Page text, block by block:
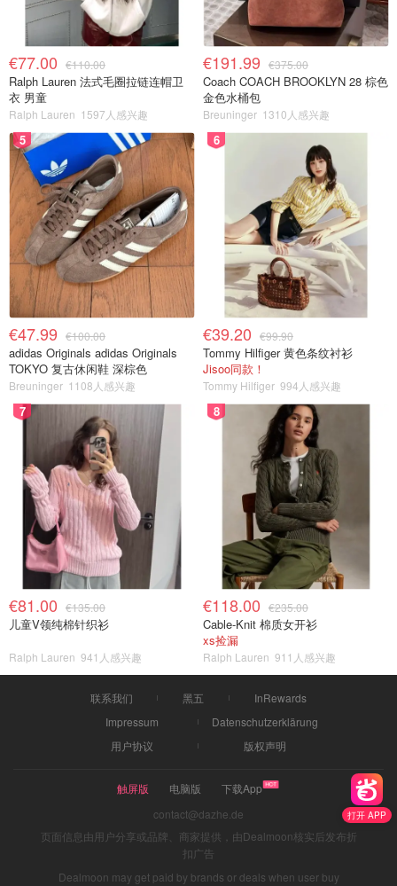
打开 APP
€77.00 €110.00
Ralph Lauren 法式毛圈拉链连帽卫
衣 男童
Ralph Lauren 1597人感兴趣
€191.99 €375.00
Coach COACH BROOKLYN 28 棕色
金色水桶包
Breuninger 1310人感兴趣
5
€47.99 €100.00
adidas Originals adidas Originals
TOKYO 复古休闲鞋 深棕色
Breuninger 1108人感兴趣
6
€39.20 €99.90
Tommy Hilfiger 黄色条纹衬衫
Jisoo同款！
Tommy Hilfiger 994人感兴趣
7
€81.00 €135.00
儿童V领纯棉针织衫
Ralph Lauren 941人感兴趣
8
€118.00 €235.00
Cable-Knit 棉质女开衫
xs捡漏
Ralph Lauren 911人感兴趣
联系我们 黑五
InRewards
Impressum
Datenschutzerklärung
用户协议
版权声明
触屏版 电脑版
下载App
contact@dazhe.de
页面信息由用户分享或品牌、商家提供，由Dealmoon核实后发布折
扣广告
Dealmoon may get paid by brands or deals when user buy